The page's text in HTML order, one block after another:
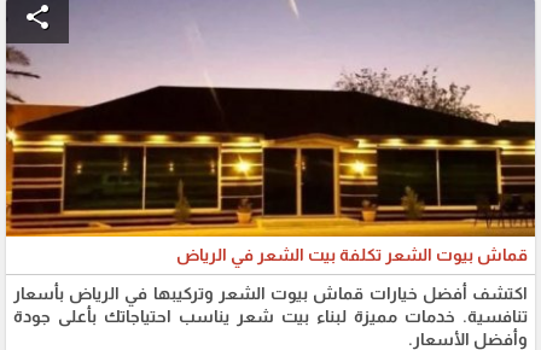
share
قماش بيوت الشعر تكلفة بيت الشعر في الرياض
اكتشف أفضل خيارات قماش بيوت الشعر وتركيبها في الرياض بأسعار
تنافسية. خدمات مميزة لبناء بيت شعر يناسب احتياجاتك بأعلى جودة
وأفضل الأسعار.